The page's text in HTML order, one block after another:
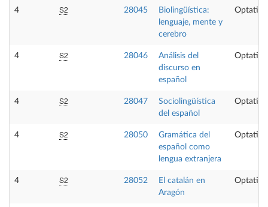
4 S2 28045
Biolingüística:
lenguaje, mente y
cerebro
Optativa
4 S2 28046
Análisis del
discurso en
español
Optativa
4 S2 28047
Sociolingüística
del español
Optativa
4 S2 28050
Gramática del
español como
lengua extranjera
Optativa
4 S2 28052
El catalán en
Aragón
Optativa